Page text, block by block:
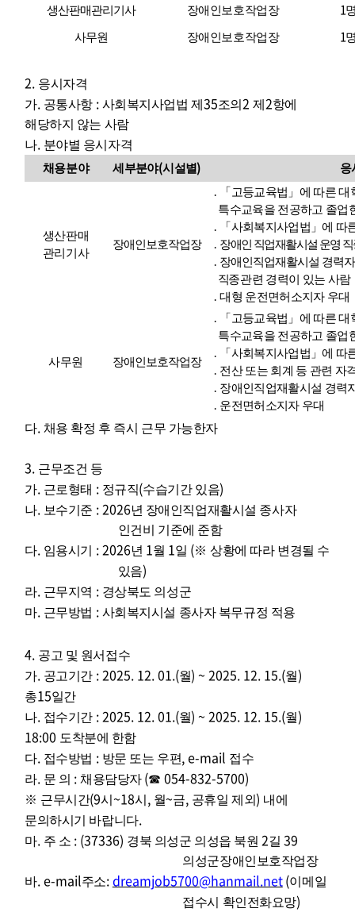
생산판매관리기사
장애인보호작업장 1
사무원 장애인보호작업장 1
2. 응시자격
가. 공통사항 : 사회복지사업법 제 35조의 2 제 2항에
해당하지 않는 사람
나. 분야별 응시자격
채용분야 세부분야(시설별) 응
생산판매
관리기사
장애인보호작업장
․ 「 고등교육법 」 에 따른 대
특수교육을 전공하고 졸업
․ 「 사회복지사업법 」에 따
․ 장애인 직업재활시설 운영
․ 장애인직업재활시설 경력
직종관련 경력이 있는 사람
․대형 운전면허소지자 우대
사무원 장애인보호작업장
․ 「 고등교육법 」 에 따른 대
특수교육을 전공하고 졸업
․ 「 사회복지사업법 」에 따
․ 전산 또는 회계 등 관련 자
․ 장애인직업재활시설 경력
․ 운전면허소지자 우대
다. 채용 확정 후 즉시 근무 가능한자
3. 근무조건 등
가. 근로형태 : 정규직(수습기간 있음)
나. 보수기준 : 2026년 장애인직업재활시설 종사자
인건비 기준에 준함
다. 임용시기 : 2026년 1월 1일 (※상황에 따라 변경될 수
있음)
라. 근무지역 : 경상북도 의성군
마. 근무방법 : 사회복지시설 종사자 복무규정 적용
4. 공고 및 원서접수
가. 공고기간 : 2025. 12. 01.(월) ~ 2025. 12. 15.(월)
총15일간
나. 접수기간 : 2025. 12. 01.(월) ~ 2025. 12. 15.(월)
18:00 도착분에 한함
다. 접수방법 : 방문 또는 우편, e-mail 접수
라. 문 의 : 채용담당자 (☎054-832-5700)
※ 근무시간(9시 ~18시 , 월~금, 공휴일 제외) 내에
문의하시기 바랍니다.
마. 주 소 : (37336) 경북 의성군 의성읍 북원2길39
의성군장애인보호작업장
바. e-mail주소:dreamjob5700@hanmail.net(이메일
접수시 확인전화요망)